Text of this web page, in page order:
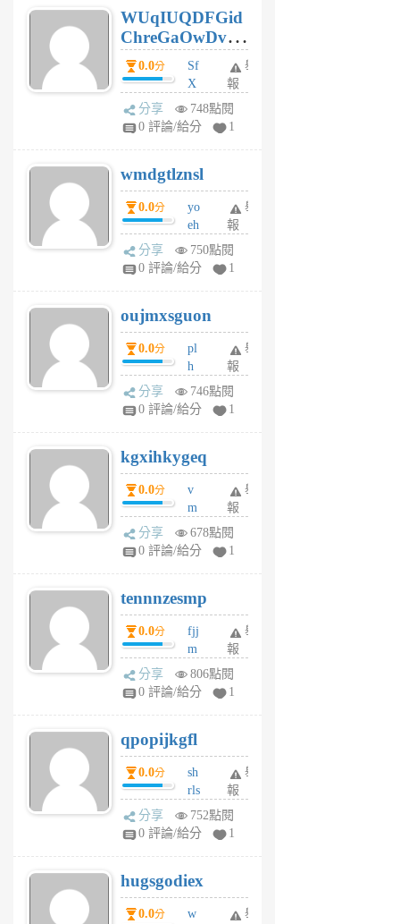
個
月
前
WUqIUQDFGid
ChreGaOwDv
dY0.0分
Sf
X
Pe
Jc
R
P
m
v
A
V
個
月
前
舉
報
分享
748點閱
0 評論/給分
1
wmdgtlznsl
0.0分
yo
eh
ld
gy
個
月
前
舉
報
分享
750點閱
0 評論/給分
1
oujmxsguon
0.0分
pl
h
wi
w
6
個
月
前
舉
報
分享
746點閱
0 評論/給分
1
kgxihkygeq
0.0分
v
m
sg
sr
6
個
月
前
舉
報
分享
678點閱
0 評論/給分
1
tennnzesmp
0.0分
fjj
m
w
rs
6
個
月
前
舉
報
分享
806點閱
0 評論/給分
1
qpopijkgfl
0.0分
sh
rls
k
m
6
個
月
舉
報
分享
752點閱
0 評論/給分
1
hugsgodiex
0.0分
w
舉